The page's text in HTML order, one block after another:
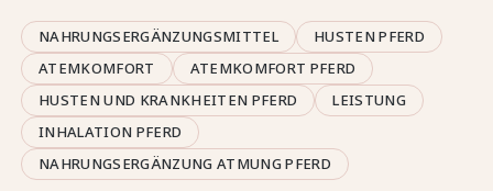
NAHRUNGSERGÄNZUNGSMITTEL
HUSTEN PFERD
ATEMKOMFORT
ATEMKOMFORT PFERD
HUSTEN UND KRANKHEITEN PFERD
LEISTUNG
INHALATION PFERD
NAHRUNGSERGÄNZUNG ATMUNG PFERD